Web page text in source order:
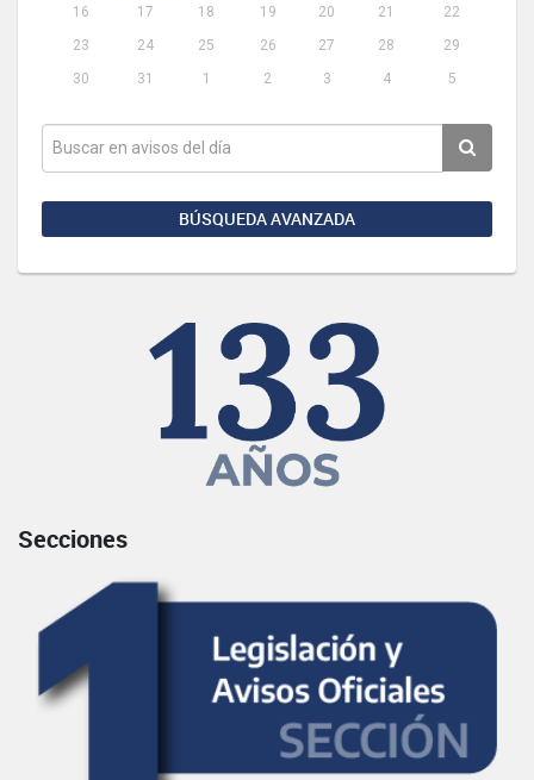
16
17 18 19 20 21
22
23
24 25 26 27 28
29
30
31 1 2 3 4 5
BÚSQUEDA AVANZADA
Secciones